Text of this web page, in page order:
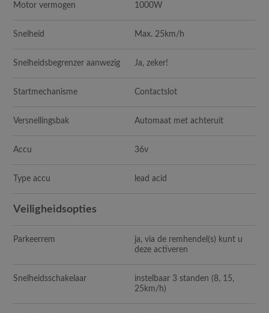
Motor vermogen 1000W
Snelheid Max. 25km/h
Snelheidsbegrenzer aanwezig Ja, zeker!
Startmechanisme Contactslot
Versnellingsbak Automaat met achteruit
Accu 36v
Type accu lead acid
Veiligheidsopties
Parkeerrem
ja, via de remhendel(s) kunt u
deze activeren
Snelheidsschakelaar
instelbaar 3 standen (8, 15,
25km/h)